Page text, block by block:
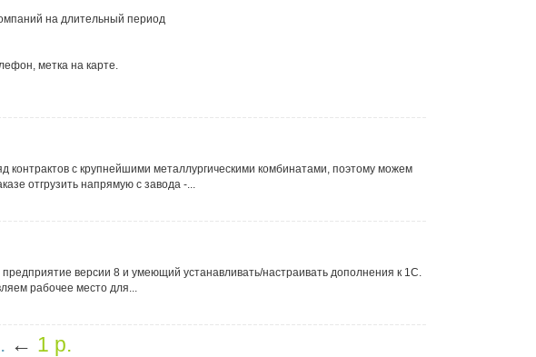
на длительный период
метка на карте.
с крупнейшими металлургическими комбинатами, поэтому можем
отгрузить напрямую с завода -...
версии 8 и умеющий устанавливать/настраивать дополнения к 1С.
рабочее место для...
← 1 p.